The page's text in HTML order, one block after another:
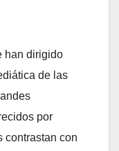
han dirigido
de las
por
contrastan con